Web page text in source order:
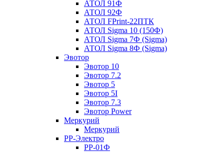
АТОЛ 91Ф
АТОЛ 92Ф
АТОЛ FPrint-22ПТК
АТОЛ Sigma 10 (150Ф)
АТОЛ Sigma 7Ф (Sigma)
АТОЛ Sigma 8Ф (Sigma)
Эвотор
Эвотор 10
Эвотор 7.2
Эвотор 5
Эвотор 5I
Эвотор 7.3
Эвотор Power
Меркурий
Меркурий
РР-Электро
РР-01Ф